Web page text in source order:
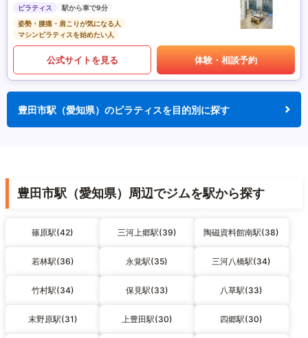
ピラティス
駅から車で9分
姿勢・腰痛・肩こりが気になる人
マシンピラティスを始めたい人
公式サイトを見る 体験・相談予約
豊田市駅（愛知県）のピラティスを目的別に探す
豊田市駅（愛知県）周辺でジムを駅から探す
篠原駅(42) 三河上郷駅(39) 陶磁資料館南駅(38)
若林駅(36) 永覚駅(35) 三河八橋駅(34)
竹村駅(34) 保見駅(33) 八草駅(33)
末野原駅(31) 上豊田駅(30) 四郷駅(30)